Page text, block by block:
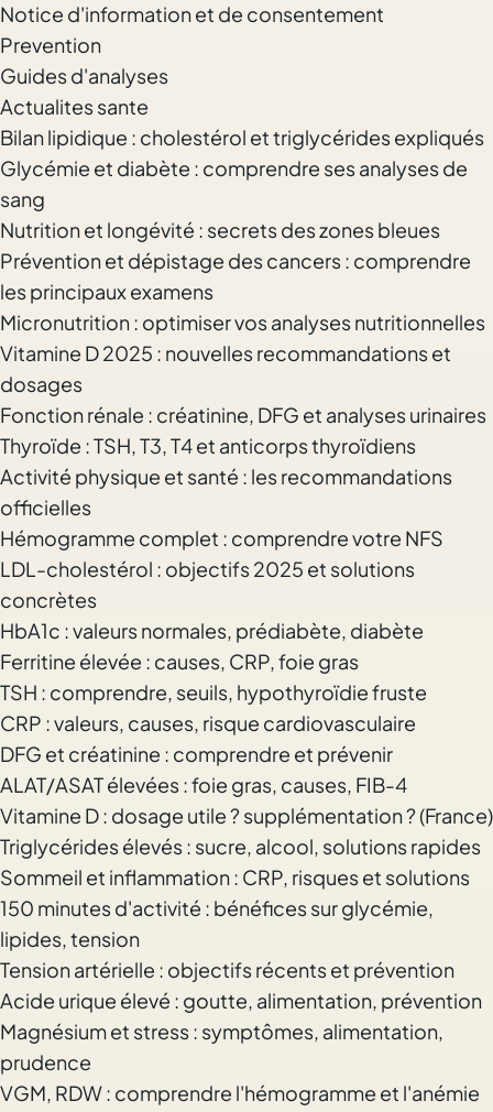
Notice d'information et de consentement
Prevention
Guides d'analyses
Actualites sante
Bilan lipidique : cholestérol et triglycérides expliqués
Glycémie et diabète : comprendre ses analyses de
sang
Nutrition et longévité : secrets des zones bleues
Prévention et dépistage des cancers : comprendre
les principaux examens
Micronutrition : optimiser vos analyses nutritionnelles
Vitamine D 2025 : nouvelles recommandations et
dosages
Fonction rénale : créatinine, DFG et analyses urinaires
Thyroïde : TSH, T3, T4 et anticorps thyroïdiens
Activité physique et santé : les recommandations
officielles
Hémogramme complet : comprendre votre NFS
LDL-cholestérol : objectifs 2025 et solutions
concrètes
HbA1c : valeurs normales, prédiabète, diabète
Ferritine élevée : causes, CRP, foie gras
TSH : comprendre, seuils, hypothyroïdie fruste
CRP : valeurs, causes, risque cardiovasculaire
DFG et créatinine : comprendre et prévenir
ALAT/ASAT élevées : foie gras, causes, FIB-4
Vitamine D : dosage utile ? supplémentation ? (France)
Triglycérides élevés : sucre, alcool, solutions rapides
Sommeil et inflammation : CRP, risques et solutions
150 minutes d'activité : bénéfices sur glycémie,
lipides, tension
Tension artérielle : objectifs récents et prévention
Acide urique élevé : goutte, alimentation, prévention
Magnésium et stress : symptômes, alimentation,
prudence
VGM, RDW : comprendre l'hémogramme et l'anémie